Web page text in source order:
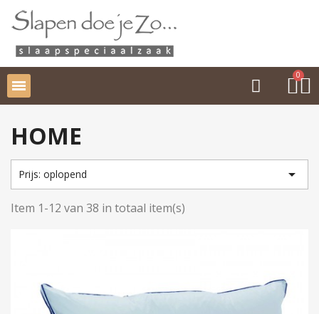
HOME
Prijs: oplopend 
Item 1-12 van 38 in totaal item(s)